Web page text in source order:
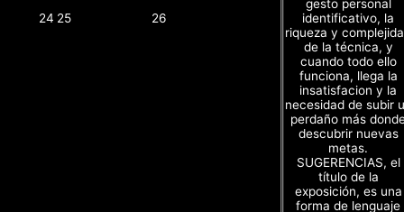
24 25 26
gesto personal
identificativo, la
riqueza y
de la técnica, y
cuando todo ello
funciona, llega la
insatisfacion y la
necesidad de subir
perdaño más
descubrir nuevas
metas.
SUGERENCIAS, el
título de la
exposición, es una
forma de lenguaje